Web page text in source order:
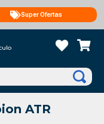
Super Ofertas
ATR